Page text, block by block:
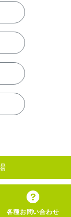
各種お問い合わせ